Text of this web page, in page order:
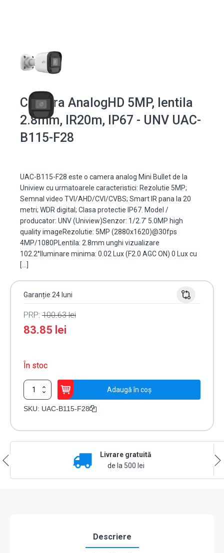
Camera AnalogHD 5MP, lentila
2.8mm, IR20m, IP67 - UNV UAC-
B115-F28
UAC-B115-F28 este o camera analog Mini Bullet de la
Uniview cu urmatoarele caracteristici: Rezolutie 5MP;
Semnal video TVI/AHD/CVI/CVBS; Smart IR pana la 20
metri; WDR digital; Clasa protectie IP67. Model /
producator: UNV (Uniview)Senzor: 1/2.7' 5.0MP high
quality imageRezolutie: 5MP (2880x1620)@30fps
4MP/1080PLentila: 2.8mm unghi vizualizare
102.2°Iluminare minima: 0.02 Lux (F2.0 AGC ON) 0 Lux cu
[…]
Garanție 24 luni
PRP: 100.63lei
83.85 lei
În stoc
Cantitate
Camera
AnalogHD
Adaugă în coș
SKU: UAC-B115-F28
Livrare gratuită
de la 500 lei
Descriere